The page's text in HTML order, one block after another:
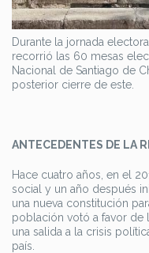
Durante la jornada
recorrió las 60 mesas
Nacional de Santiago de
posterior cierre de este.
ANTECEDENTES DE LA
Hace cuatro años, en el
social y un año después
una nueva constitución
población votó a favor de
una salida a la crisis
país.